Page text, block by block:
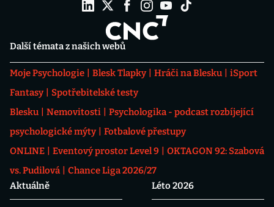
Další témata z našich webů
Moje Psychologie Blesk Tlapky Hráči na Blesku
iSport
Fantasy
Spotřebitelské testy
Blesku
Nemovitosti
Psychologika - podcast rozbíjející
psychologické mýty
Fotbalové přestupy
ONLINE
Eventový prostor Level 9
OKTAGON 92: Szabová
vs. Pudilová
Chance Liga 2026/27
Aktuálně
Léto 2026